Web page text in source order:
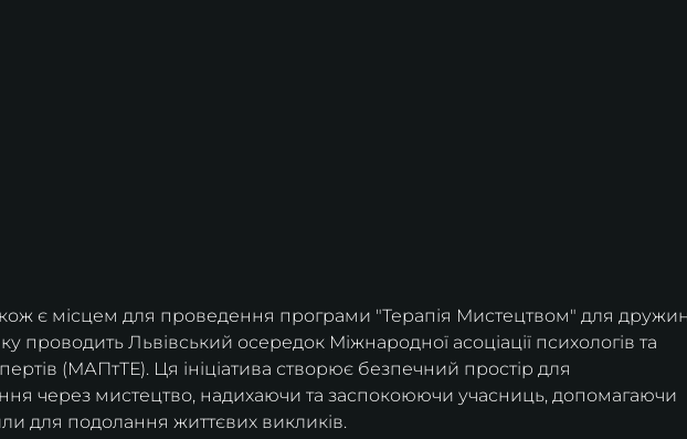
є місцем для проведення програми "Терапія Мистецтвом" для дружин
проводить Львівський осередок Міжнародної асоціації психологів та
(МАПтТЕ). Ця ініціатива створює безпечний простір для
через мистецтво, надихаючи та заспокоюючи учасниць, допомагаючи
для подолання життєвих викликів.